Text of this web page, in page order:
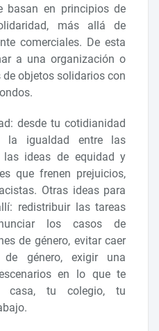
basan en principios de
más allá de
comerciales. De esta
a una organización o
objetos solidarios con
desde tu cotidianidad
la igualdad entre las
las ideas de equidad y
que frenen prejuicios,
Otras ideas para
redistribuir las tareas
los casos de
de género, evitar caer
género, exigir una
en lo que te
casa, tu colegio, tu